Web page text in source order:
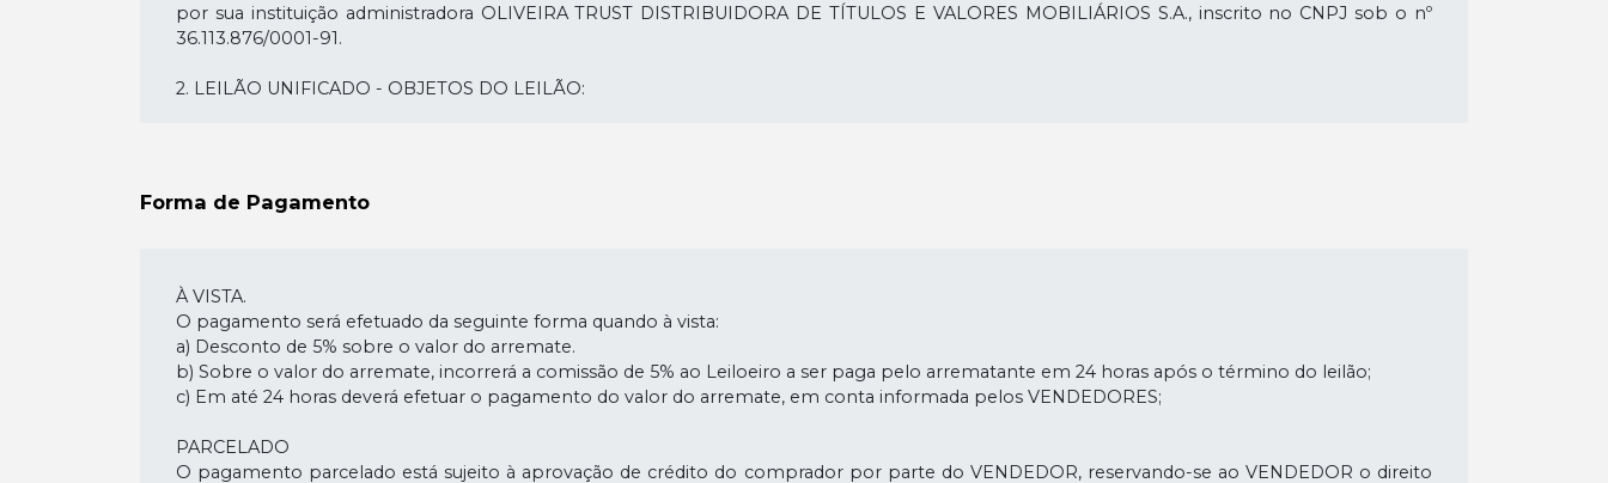
por sua instituição administradora OLIVEIRA TRUST DISTRIBUIDORA DE TÍTULOS E VALORES MOBILIÁRIOS S.A., inscrito no CNPJ sob o nº
36.113.876/0001-91.
2. LEILÃO UNIFICADO - OBJETOS DO LEILÃO:
3 segmentos de: 68,50m,' mais 51,67m em curva externa subordinada a um raio de 286,00m, mais 10,03m em curva interna subordinada a um
total de 8.395,69m². AV.-5: Construção do Imóvel.
Dados do Imóvel
Matrícula Imobiliária n° 392690 9º Oficial de Registro de Imóveis da Capital do Estado do Rio de Janeiro.
Inscrição Municipal n° 32794497 -
Registro Data
Forma de Pagamento
À VISTA.
O pagamento será efetuado da seguinte forma quando à vista:
a) Desconto de 5% sobre o valor do arremate.
b) Sobre o valor do arremate, incorrerá a comissão de 5% ao Leiloeiro a ser paga pelo arrematante em 24 horas após o término do leilão;
c) Em até 24 horas deverá efetuar o pagamento do valor do arremate, em conta informada pelos VENDEDORES;
PARCELADO
O pagamento parcelado está sujeito à aprovação de crédito do comprador por parte do VENDEDOR, reservando-se ao VENDEDOR o direito